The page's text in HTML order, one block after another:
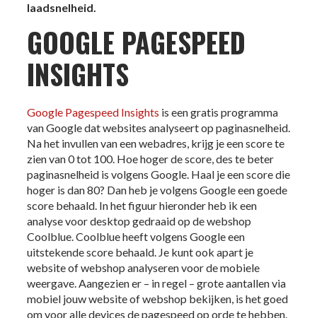
laadsnelheid.
GOOGLE PAGESPEED
INSIGHTS
Google Pagespeed Insights is een gratis programma
van Google dat websites analyseert op paginasnelheid.
Na het invullen van een webadres, krijg je een score te
zien van 0 tot 100. Hoe hoger de score, des te beter
paginasnelheid is volgens Google. Haal je een score die
hoger is dan 80? Dan heb je volgens Google een goede
score behaald. In het figuur hieronder heb ik een
analyse voor desktop gedraaid op de webshop
Coolblue. Coolblue heeft volgens Google een
uitstekende score behaald. Je kunt ook apart je
website of webshop analyseren voor de mobiele
weergave. Aangezien er – in regel – grote aantallen via
mobiel jouw website of webshop bekijken, is het goed
om voor alle devices de pagespeed op orde te hebben.